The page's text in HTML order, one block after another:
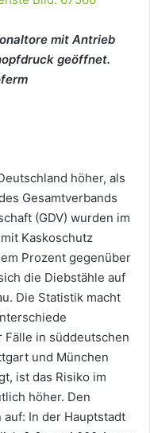
mit Antrieb
geöffnet.
höher, als
Gesamtverbands
(GDV) wurden im
Kaskoschutz
Prozent gegenüber
die Diebstähle auf
Die Statistik macht
Fälle in süddeutschen
und München
ist das Risiko im
höher. Den
In der Hauptstadt